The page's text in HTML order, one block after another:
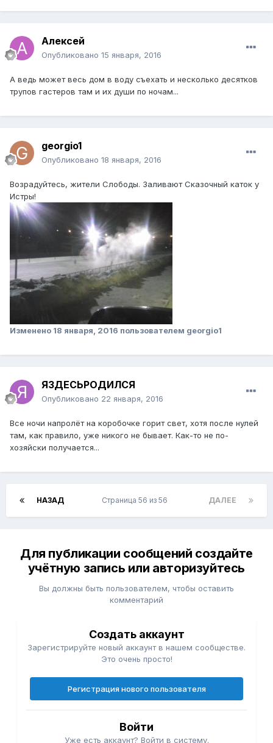
Алексей
Опубликовано 15 января, 2016
А ведь может весь дом в воду съехать и несколько десятков
трупов гастеров там и их души по ночам...
georgio1
Опубликовано 18 января, 2016
Возрадуйтесь, жители Слободы. Заливают Сказочный каток у
Истры!
Изменено 18 января, 2016 пользователем georgio1
ЯЗДЕСЬРОДИЛСЯ
Опубликовано 22 января, 2016
Все ночи напролёт на коробочке горит свет, хотя после нулей
там, как правило, уже никого не бывает. Как-то не по-
хозяйски получается...
НАЗАД ДАЛЕЕ
Страница 56 из 56
Для публикации сообщений создайте
учётную запись или авторизуйтесь
Вы должны быть пользователем, чтобы оставить
комментарий
Создать аккаунт
Зарегистрируйте новый аккаунт в нашем сообществе.
Это очень просто!
Регистрация нового пользователя
Войти
Уже есть аккаунт? Войти в систему.